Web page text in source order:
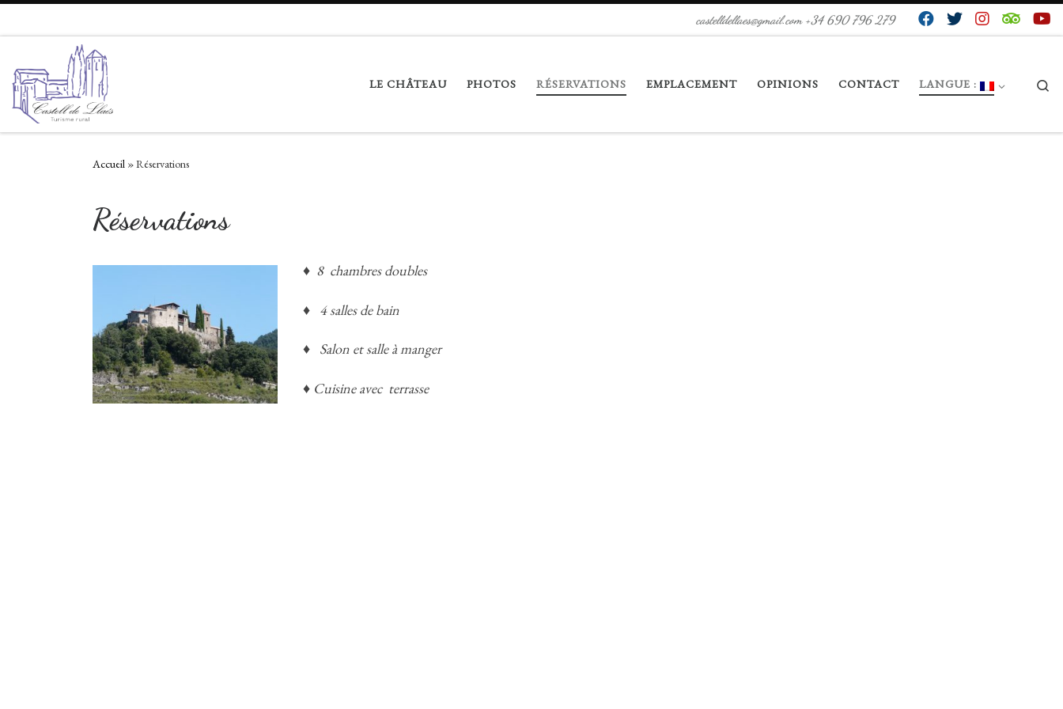
castelldellaes@gmail.com +34 690 796 279
LE CHÂTEAU PHOTOS RÉSERVATIONS EMPLACEMENT OPINIONS CONTACT LANGUE :
Accueil »Réservations
Réservations
♦ 8 chambres doubles
♦ 4 salles de bain
♦ Salon et salle à manger
♦ Cuisine avec terrasse